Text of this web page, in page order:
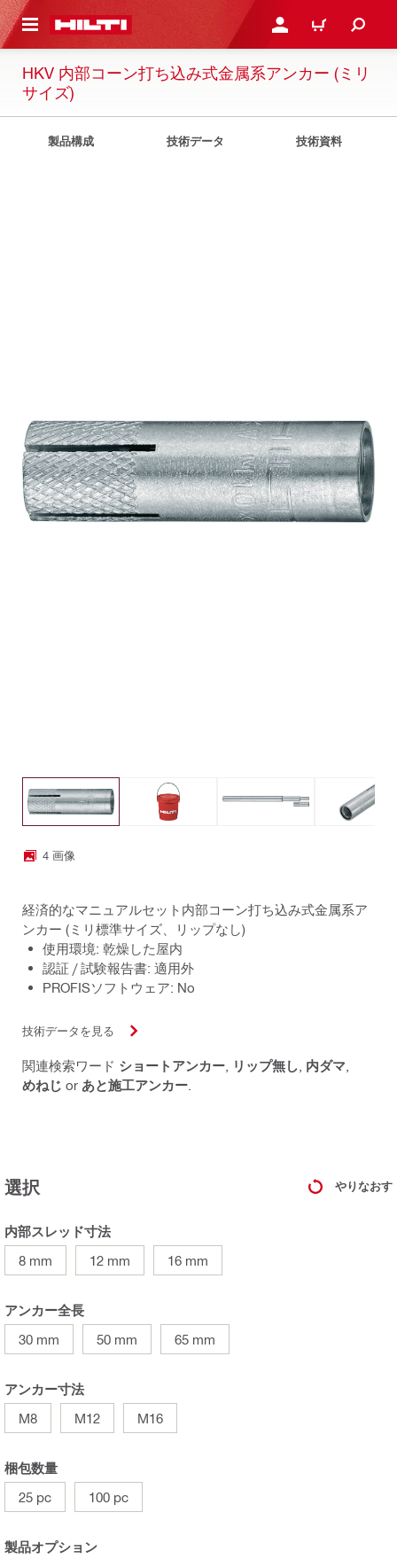
内容を表示 ログイン・新規オンライ
カート
HKV 内部コーン打ち込み式金属系アンカー (ミリ
サイズ)
製品構成 技術データ 技術資料
4 画像
経済的なマニュアルセット内部コーン打ち込み式金属系ア
ンカー (ミリ標準サイズ、リップなし)
使用環境: 乾燥した屋内
認証 / 試験報告書: 適用外
PROFISソフトウェア: No
技術データを見る
関連検索ワード ショートアンカー リップ無し 内ダマ
めねじ or あと施工アンカー
選択 やりなおす
内部スレッド寸法
8 mm
12 mm 16 mm
アンカー全長
30 mm
50 mm 65 mm
アンカー寸法
M8
M12 M16
梱包数量
25 pc
100 pc
製品オプション